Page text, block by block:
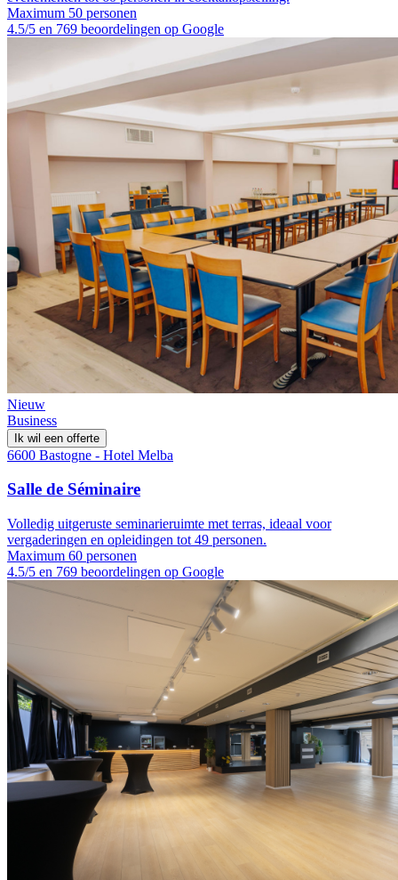
Maximum 50 personen
4.5/5 en 769 beoordelingen op Google
Nieuw
Business
Ik wil een offerte
6600 Bastogne - Hotel Melba
Salle de Séminaire
Volledig uitgeruste seminarieruimte met terras, ideaal voor
vergaderingen en opleidingen tot 49 personen.
Maximum 60 personen
4.5/5 en 769 beoordelingen op Google